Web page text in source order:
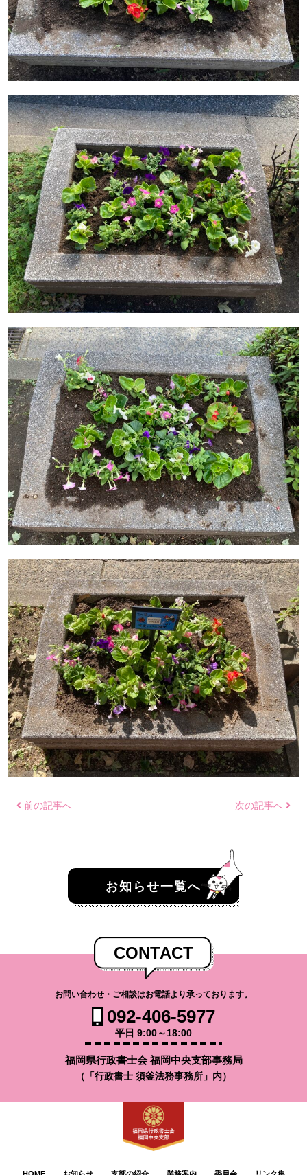
前の記事へ 次の記事へ
お知らせ一覧へ
CONTACT
お問い合わせ・ご相談はお電話より承っております。
092-406-5977
平日 9:00～18:00
福岡県行政書士会 福岡中央支部事務局
（「行政書士 須釜法務事務所」内）